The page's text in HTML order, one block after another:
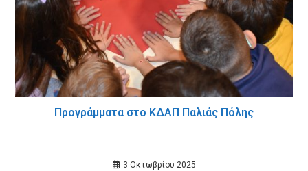
Προγράμματα στο ΚΔΑΠ Παλιάς Πόλης
3 Οκτωβρίου 2025